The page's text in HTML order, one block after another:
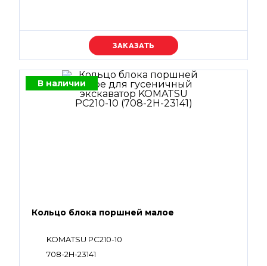
Уточняйте цену
В наличии
Кольцо блока поршней малое
KOMATSU PC210-10
708-2H-23141